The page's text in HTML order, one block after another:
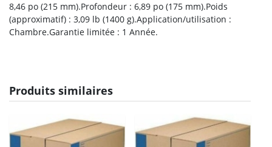
8,46 po (215 mm).Profondeur : 6,89 po (175 mm).Poids
(approximatif) : 3,09 lb (1400 g).Application/utilisation :
Chambre.Garantie limitée : 1 Année.
Produits similaires